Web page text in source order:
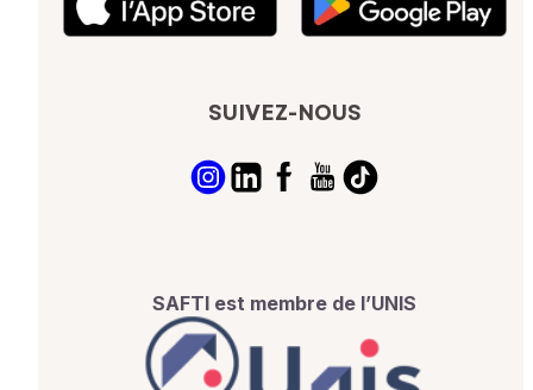
SUIVEZ-NOUS
SAFTI est membre de l’UNIS